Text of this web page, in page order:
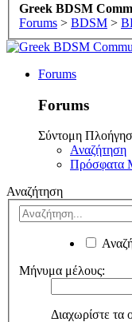
Greek BDSM
Forums > BDSM >
Forums
Forums
Σύντομη
Αναζήτηση
Πρόσφατα
Αναζήτηση
Μήνυμα μέλους:
Διαχωρίστε